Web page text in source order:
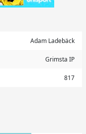
Adam Ladebäck
Grimsta IP
817